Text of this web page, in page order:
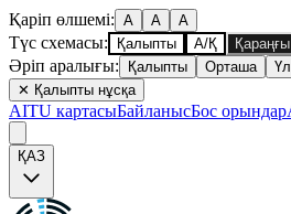
Қаріп өлшемі: A A A
Түс схемасы: Қалыпты А/Қ Қараңғы
Әріп аралығы: Қалыпты Орташа
✕ Қалыпты нұсқа
AITU картасыБайланысБос орындар
ҚАЗ